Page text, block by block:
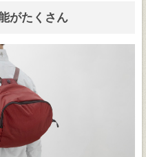
がたくさん